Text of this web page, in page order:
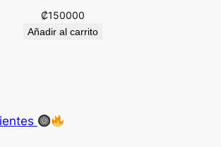
₡150000
Añadir al carrito